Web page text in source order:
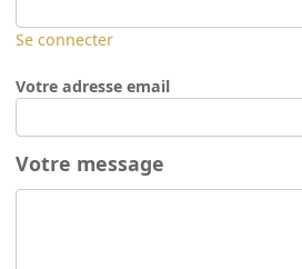
Se connecter
Votre adresse email
Votre message